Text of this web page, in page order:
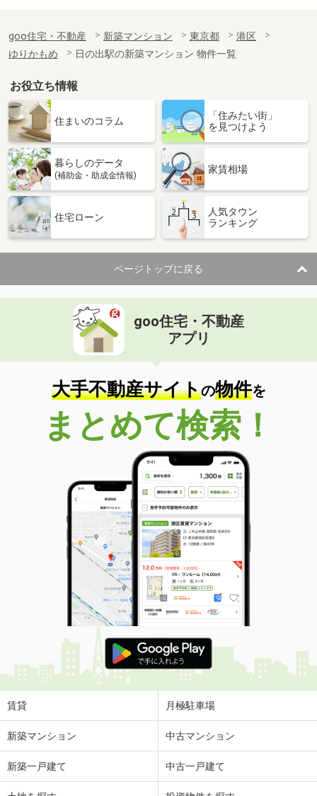
goo住宅・不動産 新築マンション 東京都
港区
ゆりかもめ
日の出駅の新築マンション 物件一覧
お役立ち情報
住まいのコラム
「住みたい街」
を見つけよう
暮らしのデータ
(補助金・助成金情報)
家賃相場
住宅ローン
人気タウン
ランキング
ページトップに戻る
goo住宅・不動産
アプリ
大手不動産サイトの物件を
まとめて検索！
賃貸 月極駐車場
新築マンション 中古マンション
新築一戸建て 中古一戸建て